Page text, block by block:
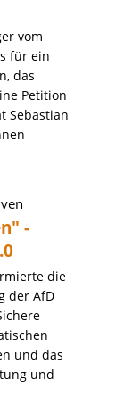
vom
für ein
das
Petition
Sebastian
-
die
der AfD
und das
und